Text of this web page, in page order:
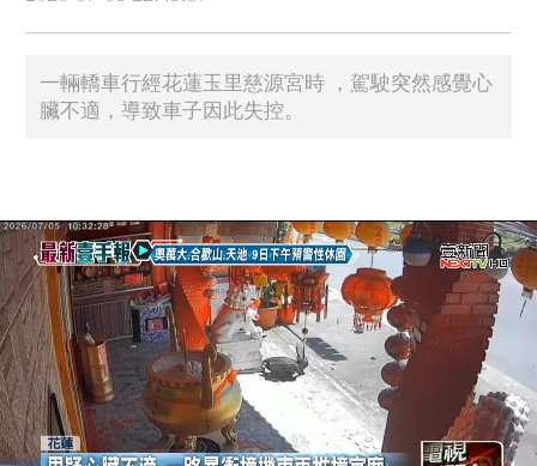
一輛轎車行經花蓮玉里慈源宮時 ，駕駛突然感覺心
臟不適，導致車子因此失控。